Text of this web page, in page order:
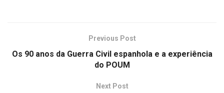
Previous Post
Os 90 anos da Guerra Civil espanhola e a experiência
do POUM
Next Post